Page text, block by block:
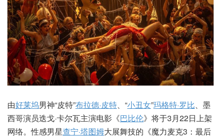
由好莱坞男神“皮特”布拉德·皮特、“小丑女”玛格特·罗比、墨
西哥演员迭戈·卡尔瓦主演电影《巴比伦》将于3月22日上架
网络。性感男星查宁·塔图姆大展舞技的《魔力麦克3：最后